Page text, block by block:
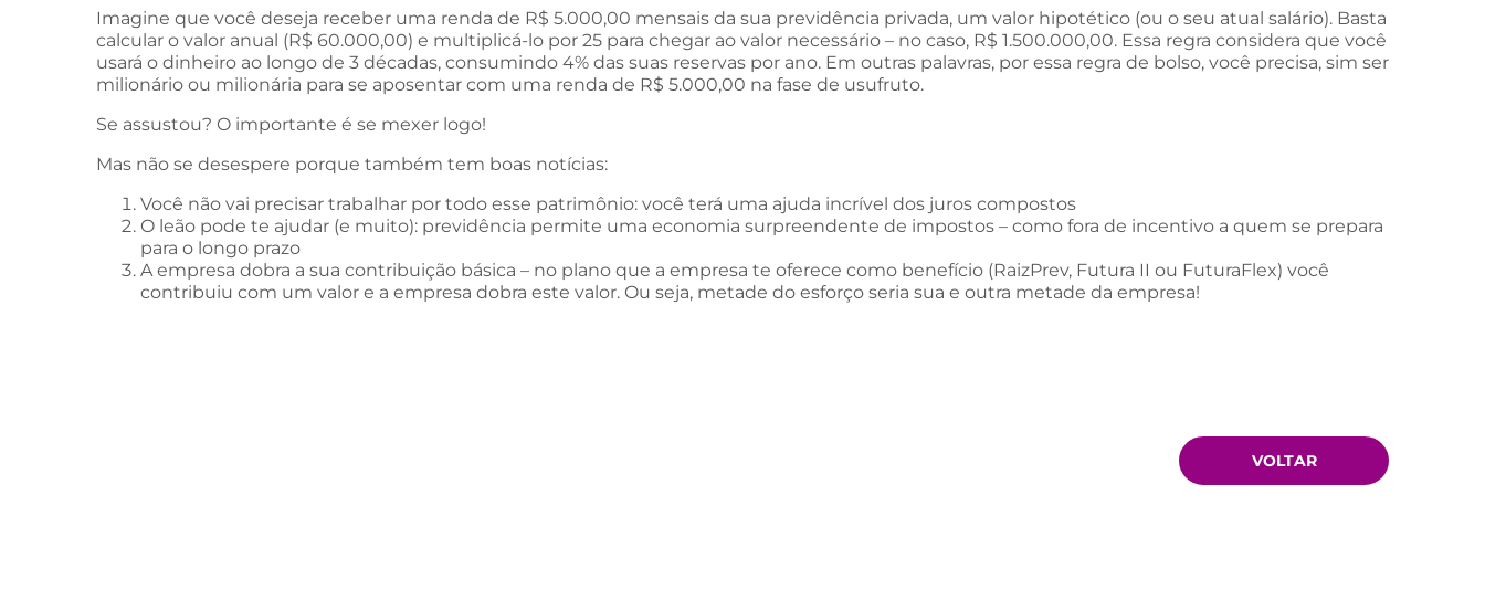
Imagine que você deseja receber uma renda de R$ 5.000,00 mensais da sua previdência privada, um valor hipotético (ou o seu atual salário). Basta
calcular o valor anual (R$ 60.000,00) e multiplicá-lo por 25 para chegar ao valor necessário – no caso, R$ 1.500.000,00. Essa regra considera que você
usará o dinheiro ao longo de 3 décadas, consumindo 4% das suas reservas por ano. Em outras palavras, por essa regra de bolso, você precisa, sim ser
milionário ou milionária para se aposentar com uma renda de R$ 5.000,00 na fase de usufruto.
Se assustou? O importante é se mexer logo!
Mas não se desespere porque também tem boas notícias:
Você não vai precisar trabalhar por todo esse patrimônio: você terá uma ajuda incrível dos juros compostos
O leão pode te ajudar (e muito): previdência permite uma economia surpreendente de impostos – como fora de incentivo a quem se prepara
para o longo prazo
A empresa dobra a sua contribuição básica – no plano que a empresa te oferece como benefício (RaizPrev, Futura II ou FuturaFlex) você
contribuiu com um valor e a empresa dobra este valor. Ou seja, metade do esforço seria sua e outra metade da empresa!
VOLTAR